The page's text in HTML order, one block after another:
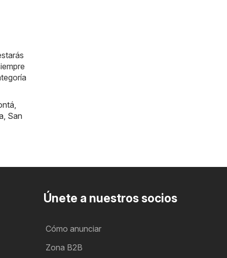
,
, San
Únete a nuestros socios
Cómo anunciar
Zona B2B